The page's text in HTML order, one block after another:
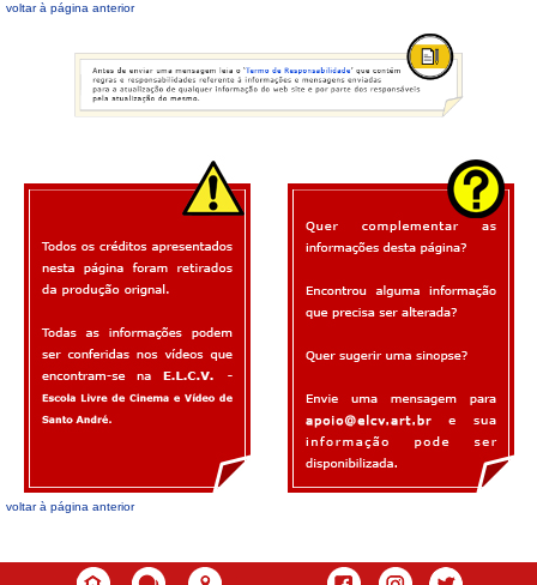
voltar à página anterior
voltar à página anterior